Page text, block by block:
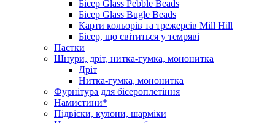
Бісер Glass Pebble Beads
Бісер Glass Bugle Beads
Карти кольорів та трежерсів Mill Hill
Бісер, що світиться у темряві
Паєтки
Шнури, дріт, нитка-гумка, мононитка
Дріт
Нитка-гумка, мононитка
Фурнітура для бісероплетіння
Намистини*
Підвіски, кулони, шарміки